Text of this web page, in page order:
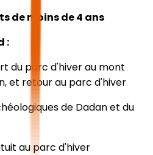
de moins de 4 ans
:
du parc d'hiver au mont
et retour au parc d'hiver
de Dadan et du
au parc d'hiver